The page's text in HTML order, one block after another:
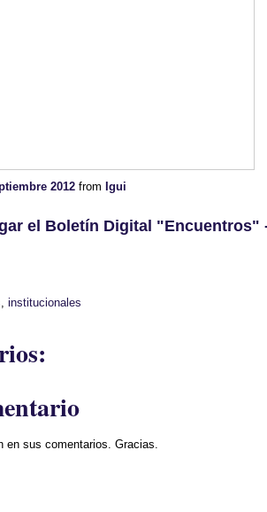
2012 from Igui
el Boletín Digital "Encuentros"
, institucionales
sus comentarios. Gracias.